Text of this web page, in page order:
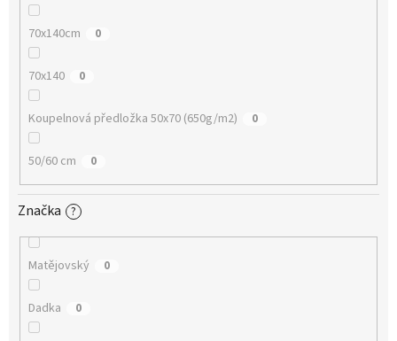
70x140cm 0
70x140 0
Koupelnová předložka 50x70 (650g/m2) 0
50/60 cm 0
Značka ?
Matějovský 0
Dadka 0